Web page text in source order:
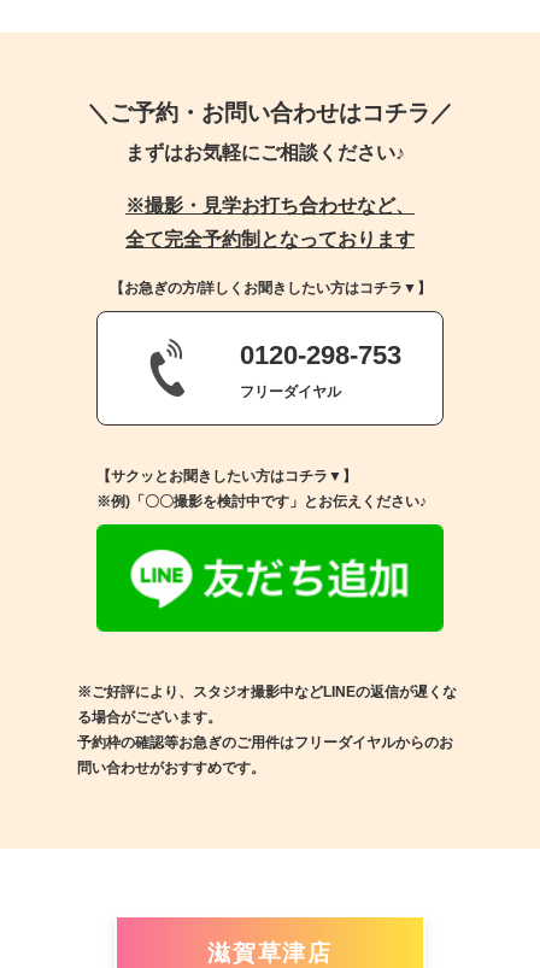
＼ご予約・お問い合わせはコチラ／
まずはお気軽にご相談ください♪
※撮影・見学お打ち合わせなど、
全て完全予約制となっております
【お急ぎの方/詳しくお聞きしたい方はコチラ▼】
0120-298-753
フリーダイヤル
【サクッとお聞きしたい方はコチラ▼】
※例)「〇〇撮影を検討中です」とお伝えください♪
※ご好評により、スタジオ撮影中などLINEの返信が遅くな
る場合がございます。
予約枠の確認等お急ぎのご用件はフリーダイヤルからのお
問い合わせがおすすめです。
滋賀草津店